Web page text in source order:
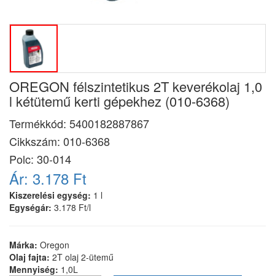
OREGON félszintetikus 2T keverékolaj 1,0
l kétütemű kerti gépekhez (010-6368)
Termékkód: 5400182887867
Cikkszám: 010-6368
Polc: 30-014
Ár: 3.178 Ft
Kiszerelési egység: 1 l
Egységár: 3.178 Ft/l
Márka: Oregon
Olaj fajta: 2T olaj 2-ütemű
Mennyiség: 1,0L